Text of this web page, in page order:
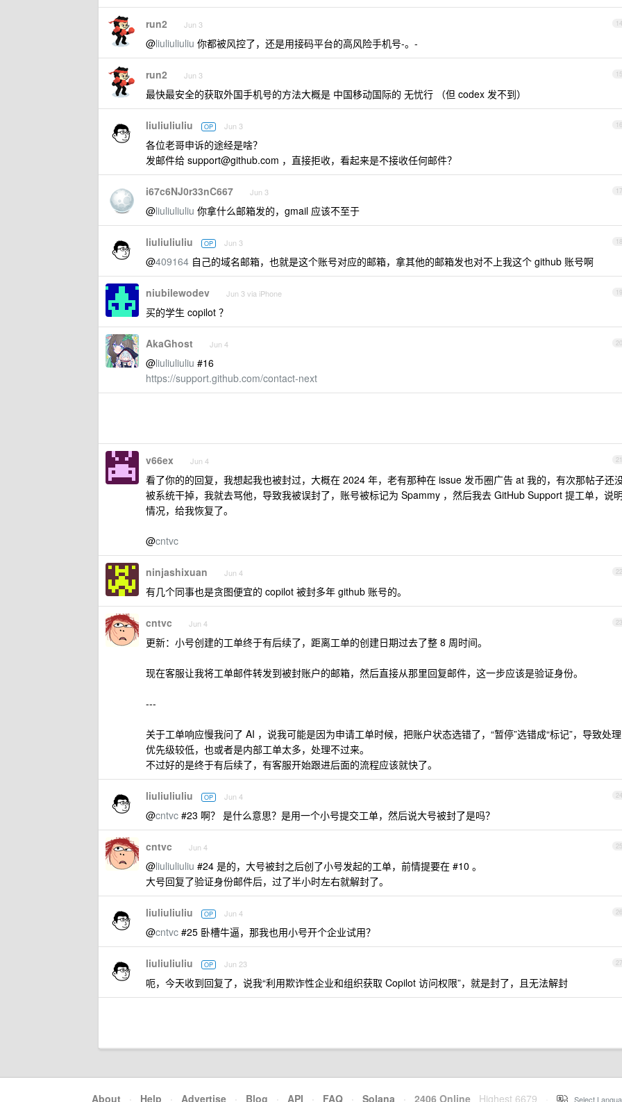
14
run2 Jun 3
@liuliuliuliu 你都被风控了，还是用接码平台的高风险手机号-。-
15
run2 Jun 3
最快最安全的获取外国手机号的方法大概是 中国移动国际的 无忧行 （但 codex 发不到）
16
liuliuliuliu OP Jun 3
各位老哥申诉的途经是啥？
发邮件给 support@github.com ，直接拒收，看起来是不接收任何邮件？
17
i67c6NJ0r33nC667 Jun 3
@liuliuliuliu 你拿什么邮箱发的，gmail 应该不至于
18
liuliuliuliu OP Jun 3
@409164 自己的域名邮箱，也就是这个账号对应的邮箱，拿其他的邮箱发也对不上我这个 github 账号啊
19
niubilewodev Jun 3 via iPhone
买的学生 copilot ？
20
AkaGhost Jun 4
@liuliuliuliu #16
https://support.github.com/contact-next
21
v66ex Jun 4
看了你的的回复，我想起我也被封过，大概在 2024 年，老有那种在 issue 发币圈广告 at 我的，有次那帖子还
被系统干掉，我就去骂他，导致我被误封了，账号被标记为 Spammy ，然后我去 GitHub Support 提工单，说明
情况，给我恢复了。
@cntvc
22
ninjashixuan Jun 4
有几个同事也是贪图便宜的 copilot 被封多年 github 账号的。
23
cntvc Jun 4
更新：小号创建的工单终于有后续了，距离工单的创建日期过去了整 8 周时间。
现在客服让我将工单邮件转发到被封账户的邮箱，然后直接从那里回复邮件，这一步应该是验证身份。
---
关于工单响应慢我问了 AI ，说我可能是因为申请工单时候，把账户状态选错了，“暂停”选错成“标记”，导致处理
优先级较低，也或者是内部工单太多，处理不过来。
不过好的是终于有后续了，有客服开始跟进后面的流程应该就快了。
24
liuliuliuliu OP Jun 4
@cntvc #23 啊？ 是什么意思？是用一个小号提交工单，然后说大号被封了是吗？
25
cntvc Jun 4
@liuliuliuliu #24 是的，大号被封之后创了小号发起的工单，前情提要在 #10 。
大号回复了验证身份邮件后，过了半小时左右就解封了。
26
liuliuliuliu OP Jun 4
@cntvc #25 卧槽牛逼，那我也用小号开个企业试用？
27
liuliuliuliu OP Jun 23
呃，今天收到回复了，说我“利用欺诈性企业和组织获取 Copilot 访问权限”，就是封了，且无法解封
About · Help · Advertise · Blog · API · FAQ · Solana · 2406 Online Highest 6679 Select